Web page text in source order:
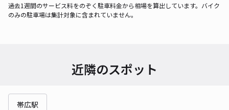
過去1週間のサービス料をのぞく駐車料金から相場を算出しています。バイク
のみの駐車場は集計対象に含まれていません。
近隣のスポット
帯広駅